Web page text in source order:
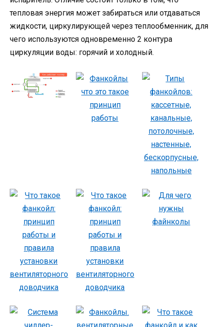
тепловая энергия может забираться или отдаваться
жидкости, циркулирующей через теплообменник, для
чего используются одновременно 2 контура
циркуляции воды: горячий и холодный.